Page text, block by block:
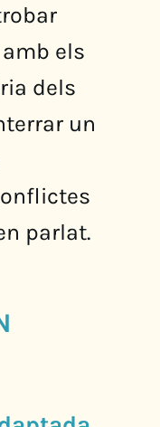
els
dels
un
parlat.